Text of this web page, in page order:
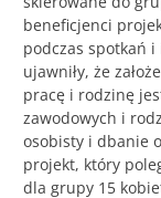
beneficjenci
podczas spotkań
ujawniły, że
pracę i rodzinę
zawodowych i
osobisty i dbanie
projekt, który
dla grupy 15